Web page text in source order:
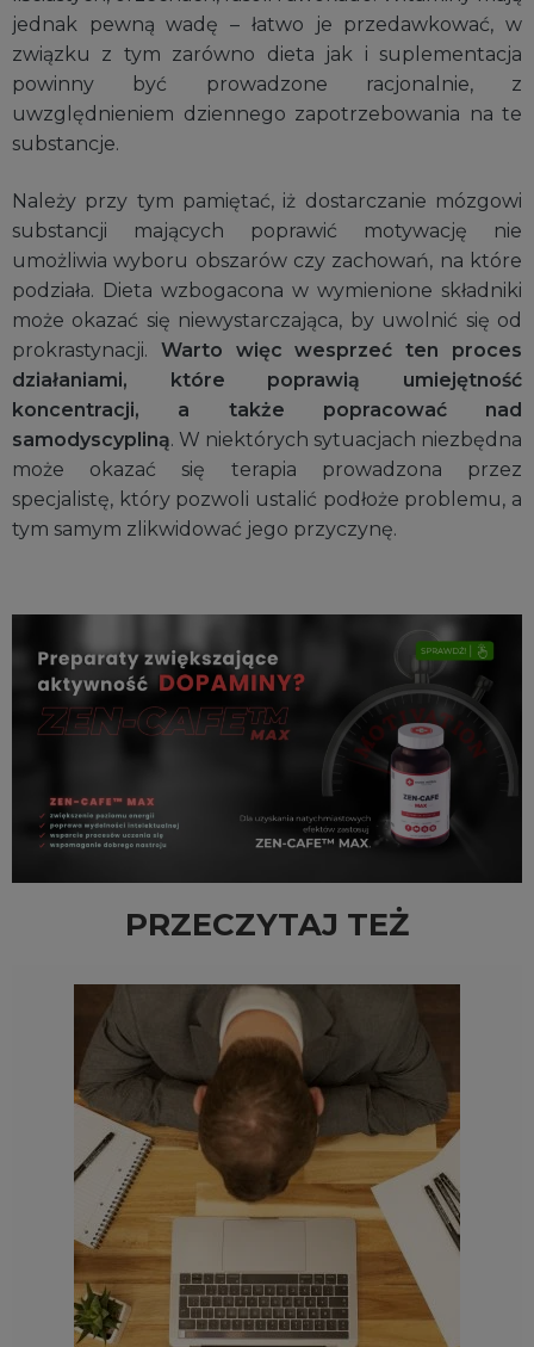
jednak pewną wadę – łatwo je przedawkować, w
związku z tym zarówno dieta jak i suplementacja
powinny być prowadzone racjonalnie, z
uwzględnieniem dziennego zapotrzebowania na te
substancje.
Należy przy tym pamiętać, iż dostarczanie mózgowi
substancji mających poprawić motywację nie
umożliwia wyboru obszarów czy zachowań, na które
podziała. Dieta wzbogacona w wymienione składniki
może okazać się niewystarczająca, by uwolnić się od
prokrastynacji. Warto więc wesprzeć ten proces
działaniami, które poprawią umiejętność
koncentracji, a także popracować nad
samodyscypliną. W niektórych sytuacjach niezbędna
może okazać się terapia prowadzona przez
specjalistę, który pozwoli ustalić podłoże problemu, a
tym samym zlikwidować jego przyczynę.
PRZECZYTAJ TEŻ